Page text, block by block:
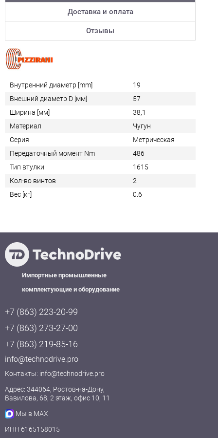
Доставка и оплата
Отзывы
Внутренний диаметр [mm]
19
Внешний диаметр D [мм]
57
Ширина [мм]
38,1
Материал
Чугун
Серия
Метрическая
Передаточный момент Nm
486
Тип втулки
1615
Кол-во винтов
2
Вес [кг]
0.6
Импортные промышленные
комплектующие и оборудование
+7 (863) 223-20-99
+7 (863) 273-27-00
+7 (863) 219-85-16
info@technodrive.pro
Контакты: info@technodrive.pro
Адрес: 344064, Ростов-на-Дону,
Вавилова, 68, 2 этаж, офис 10, 11
Мы в MAX
ИНН 6165158015